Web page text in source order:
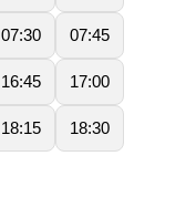
07:30 07:45
16:45 17:00
18:15 18:30